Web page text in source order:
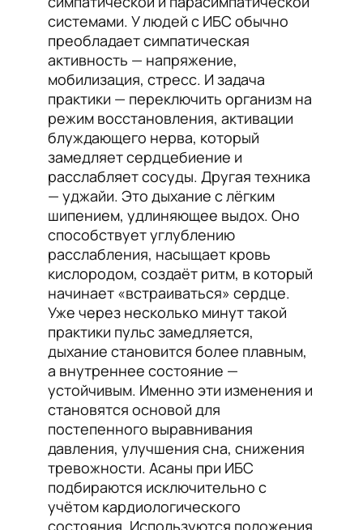
системами. У людей с ИБС обычно
преобладает симпатическая
активность — напряжение,
мобилизация, стресс. И задача
практики — переключить организм на
режим восстановления, активации
блуждающего нерва, который
замедляет сердцебиение и
расслабляет сосуды. Другая техника
— уджайи. Это дыхание с лёгким
шипением, удлиняющее выдох. Оно
способствует углублению
расслабления, насыщает кровь
кислородом, создаёт ритм, в который
начинает «встраиваться» сердце.
Уже через несколько минут такой
практики пульс замедляется,
дыхание становится более плавным,
а внутреннее состояние —
устойчивым. Именно эти изменения и
становятся основой для
постепенного выравнивания
давления, улучшения сна, снижения
тревожности. Асаны при ИБС
подбираются исключительно с
учётом кардиологического
состояния. Используются положения